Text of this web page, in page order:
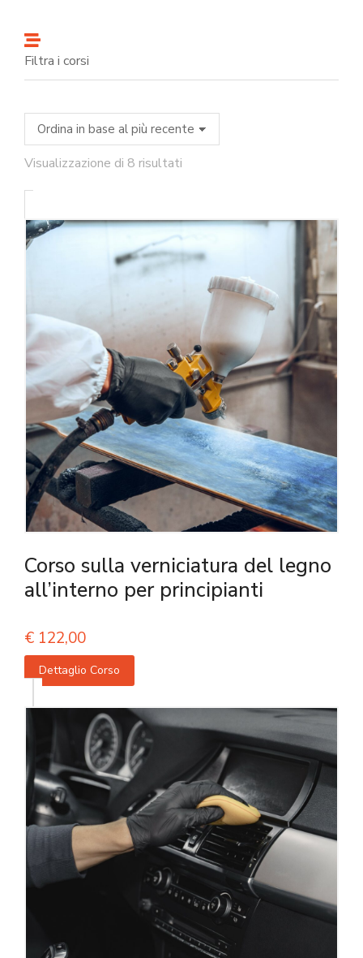
Filtra i corsi
Visualizzazione di 8 risultati
Corso sulla verniciatura del legno
all’interno per principianti
€ 122,00
Dettaglio Corso